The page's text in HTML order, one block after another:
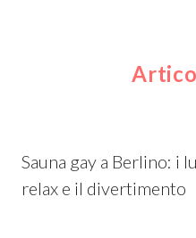
Sauna gay a Berlino: i
relax e il divertimento